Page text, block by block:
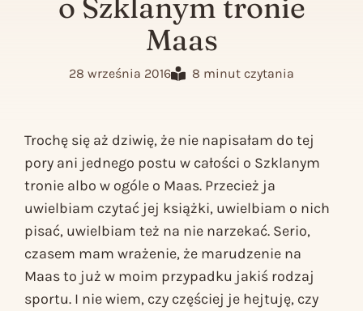
o Szklanym tronie
Maas
28 września 2016 8 minut czytania
Trochę się aż dziwię, że nie napisałam do tej
pory ani jednego postu w całości o Szklanym
tronie albo w ogóle o Maas. Przecież ja
uwielbiam czytać jej książki, uwielbiam o nich
pisać, uwielbiam też na nie narzekać. Serio,
czasem mam wrażenie, że marudzenie na
Maas to już w moim przypadku jakiś rodzaj
sportu. I nie wiem, czy częściej je hejtuję, czy